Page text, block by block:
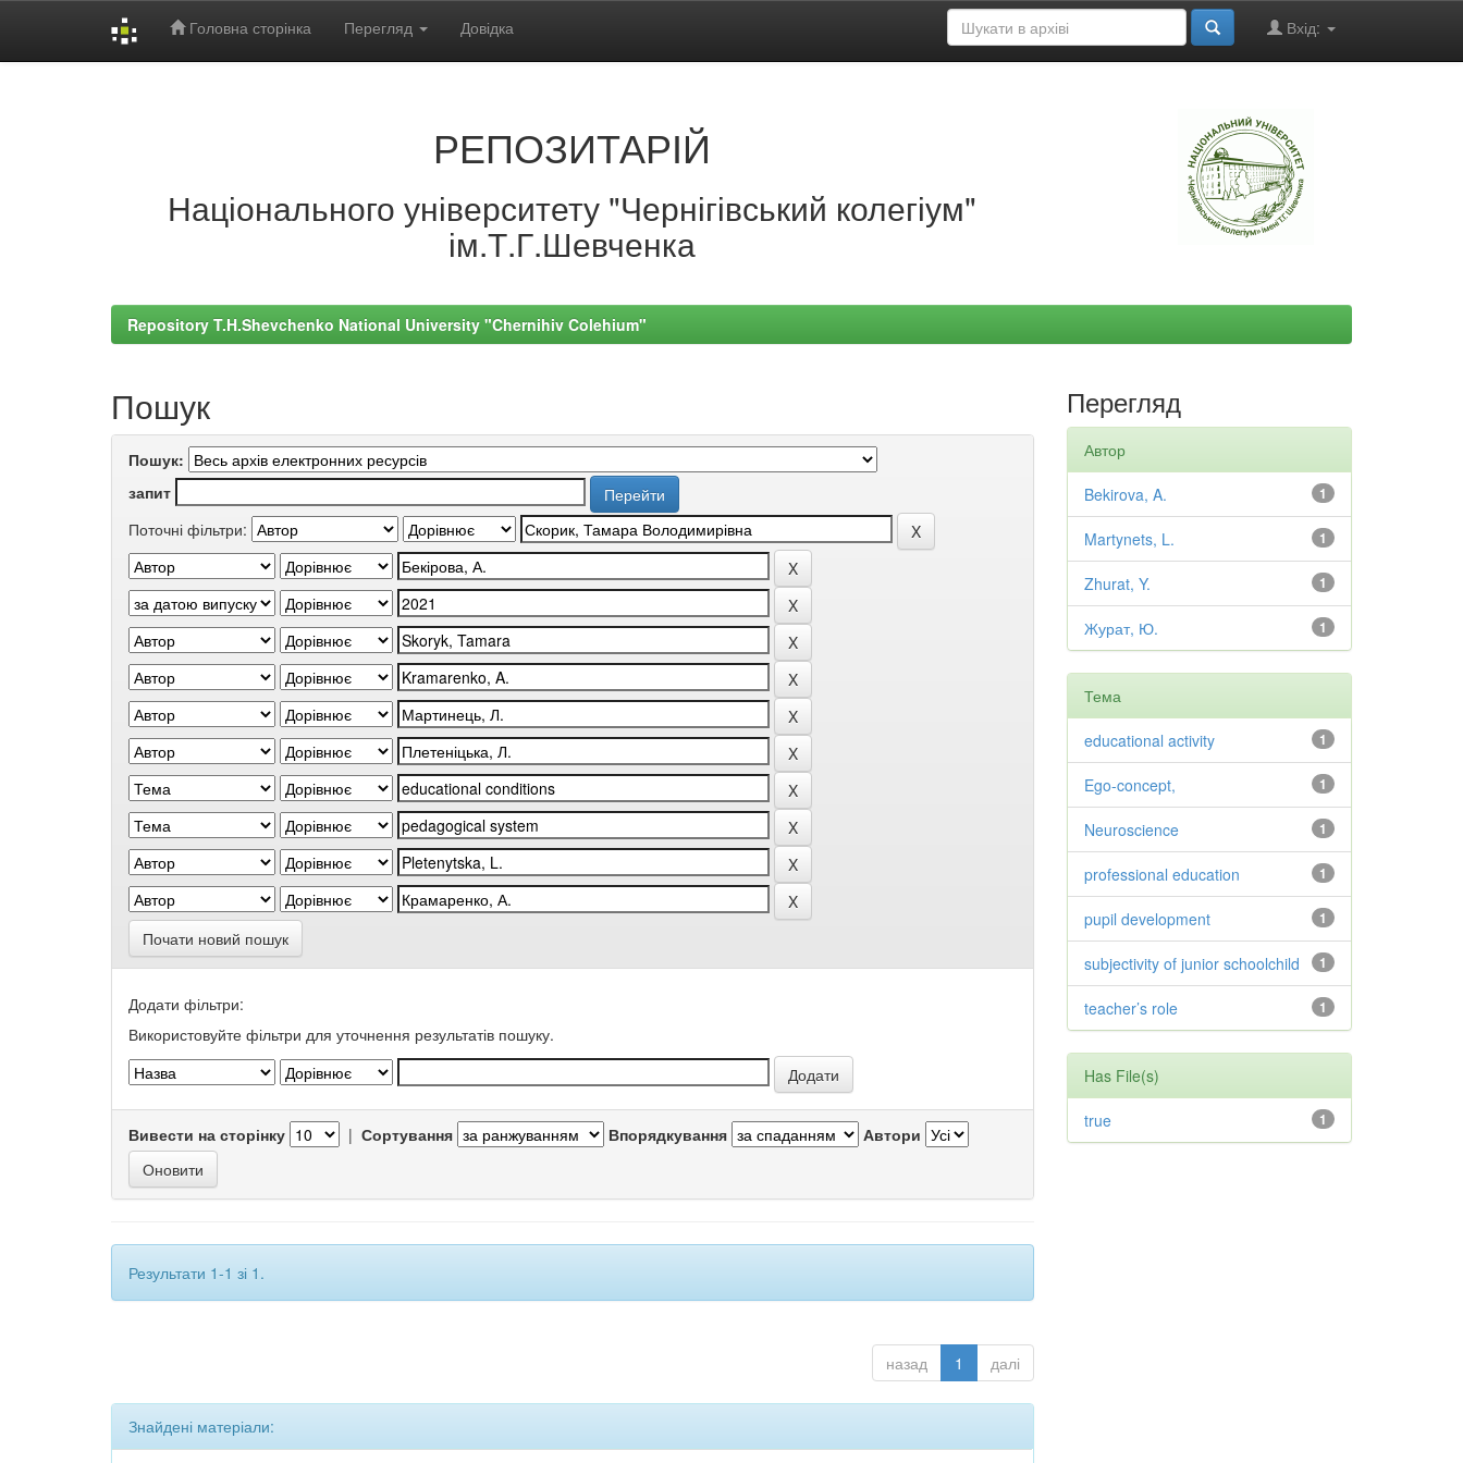
Головна сторінка Перегляд Довідка Вхід:
РЕПОЗИТАРІЙ
Національного університету "Чернігівський колегіум"
ім.Т.Г.Шевченка
Repository T.H.Shevchenko National University "Chernihiv Colehium"
Пошук
Пошук:
запит
Поточні фільтри:
Почати новий пошук
Додати фільтри:
Використовуйте фільтри для уточнення результатів пошуку.
Вивести на сторінку | Сортування Впорядкування Автори
Результати 1-1 зі 1.
назад 1 далі
Знайдені матеріали:
Перегляд
Автор
1
Bekirova, A.
1
Martynets, L.
1
Zhurat, Y.
1
Журат, Ю.
Тема
1
educational activity
1
Ego-concept,
1
Neuroscience
1
professional education
1
pupil development
1
subjectivity of junior schoolchild
1
teacher’s role
Has File(s)
1
true